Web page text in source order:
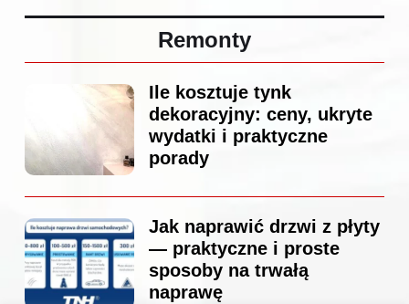
Remonty
Ile kosztuje tynk
dekoracyjny: ceny, ukryte
wydatki i praktyczne
porady
Jak naprawić drzwi z płyty
— praktyczne i proste
sposoby na trwałą
naprawę